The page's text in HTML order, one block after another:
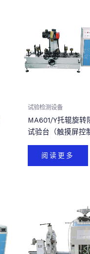
试验检测设备
MA601/Y托辊旋转
试验台（触摸屏控
阅读更多